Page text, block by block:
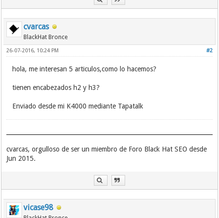
cvarcas
BlackHat Bronce
#2
26-07-2016, 10:24 PM
hola, me interesan 5 articulos,como lo hacemos?
tienen encabezados h2 y h3?
Enviado desde mi K4000 mediante Tapatalk
cvarcas, orgulloso de ser un miembro de Foro Black Hat SEO desde
Jun 2015.
vicase98